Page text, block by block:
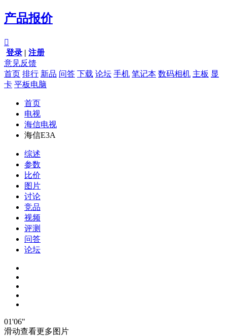
产品报价

登录 | 注册
意见反馈
首页 排行 新品 问答 下载 论坛 手机 笔记本 数码相机 主板 显
卡 平板电脑
首页
电视
海信电视
海信E3A
综述
参数
比价
图片
讨论
竞品
视频
评测
问答
论坛
01'06"
滑动查看更多图片